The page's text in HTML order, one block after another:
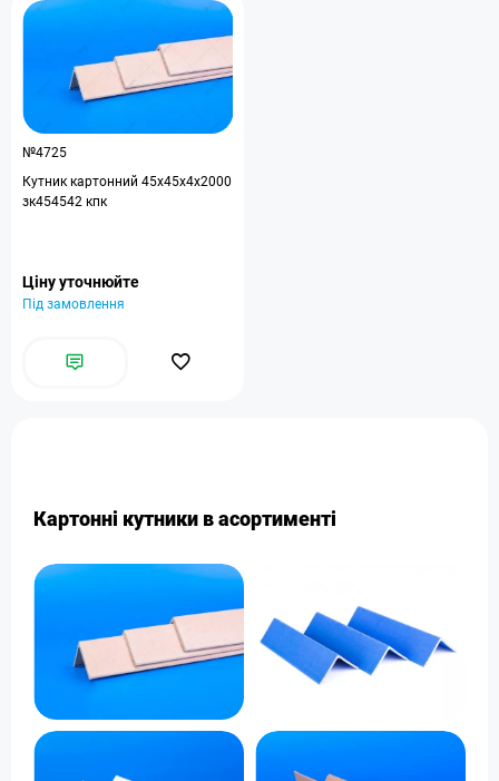
№4725
Кутник картонний 45x45x4x2000
зк454542 кпк
Ціну уточнюйте
Під замовлення
Картонні кутники в асортименті